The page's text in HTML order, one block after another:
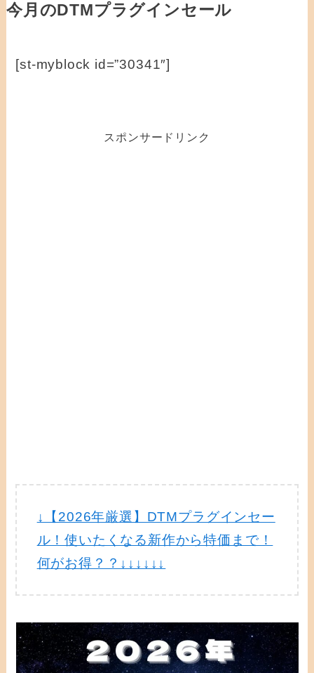
今月のDTMプラグインセール
[st-myblock id=”30341″]
スポンサードリンク
↓【2026年厳選】DTMプラグインセー
ル！使いたくなる新作から特価まで！
何がお得？？↓↓↓↓↓↓